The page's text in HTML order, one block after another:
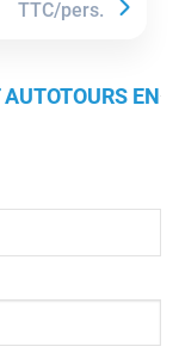
TTC/pers.
EN